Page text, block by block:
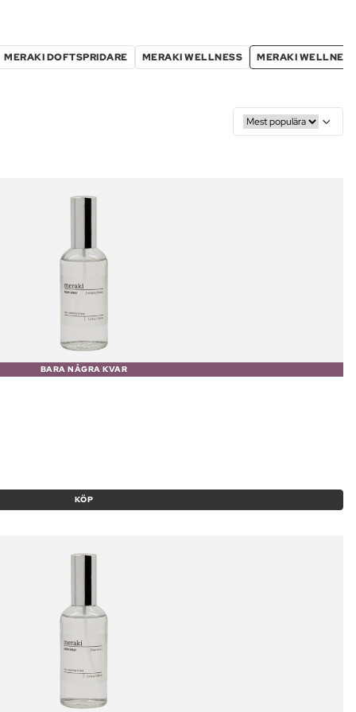
MERAKI DOFTSPRIDARE MERAKI WELLNESS MERAKI
BARA NÅGRA KVAR
KÖP